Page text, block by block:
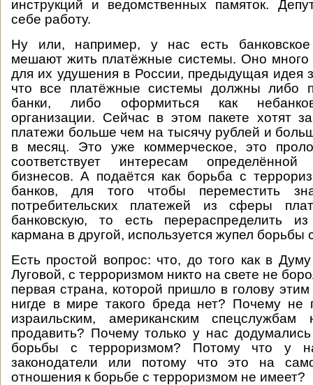
инструкций и ведомственных памяток.
себе работу.
Ну или, например, у нас есть
мешают жить платёжные системы. Оно много
для их удушения в России, предыдущая идея
что все платёжные системы должны либо
банки, либо оформиться как
организации. Сейчас в этом пакете хотят
платежи больше чем на тысячу рублей и
в месяц. Это уже коммерческое, это
соответствует интересам
бизнесов. А подаётся как борьба с
банков, для того чтобы переместить
потребительских платежей из сферы
банковскую, то есть перераспределить
кармана в другой, используется жупел борьбы
Есть простой вопрос: что, до того как в
Луговой, с терроризмом никто на свете не
первая страна, которой пришло в голову
нигде в мире такого бреда нет? Почему не
израильским, американским спецслужбам
продавить? Почему только у нас
борьбы с терроризмом? Потому что у
законодатели или потому что это на
отношения к борьбе с терроризмом не имеет?